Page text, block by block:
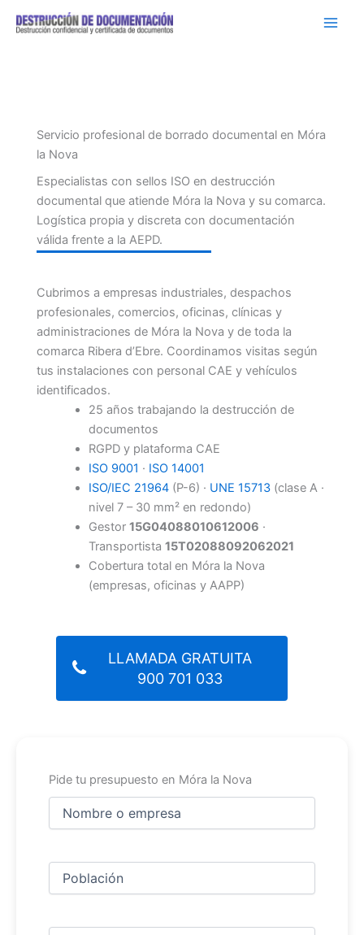
Servicio profesional de borrado documental en Móra
la Nova
Especialistas con sellos ISO en destrucción
documental que atiende Móra la Nova y su comarca.
Logística propia y discreta con documentación
válida frente a la AEPD.
Cubrimos a empresas industriales, despachos
profesionales, comercios, oficinas, clínicas y
administraciones de Móra la Nova y de toda la
comarca Ribera d’Ebre. Coordinamos visitas según
tus instalaciones con personal CAE y vehículos
identificados.
25 años trabajando la destrucción de
documentos
RGPD y plataforma CAE
ISO 9001 · ISO 14001
ISO/IEC 21964(P-6) · UNE 15713(clase A ·
nivel 7 – 30 mm² en redondo)
Gestor 15G04088010612006 ·
Transportista 15T02088092062021
Cobertura total en Móra la Nova
(empresas, oficinas y AAPP)
LLAMADA GRATUITA
900 701 033
Pide tu presupuesto en Móra la Nova
Nombre
Ciudad